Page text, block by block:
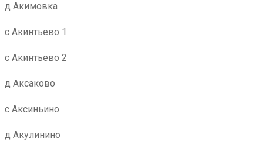
д Акимовка
с Акинтьево 1
с Акинтьево 2
д Аксаково
с Аксиньино
д Акулинино